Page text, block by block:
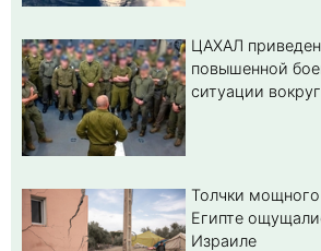
ЦАХАЛ
повышенной
ситуации
Толчки
Египте
Израиле